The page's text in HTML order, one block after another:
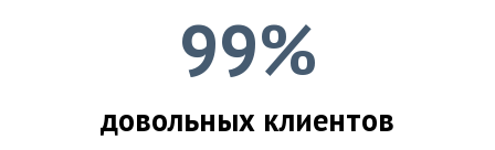
99%
довольных клиентов